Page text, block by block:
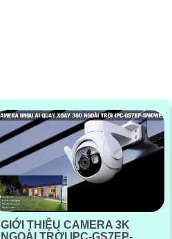
GIỚI THIỆU CAMERA 3K